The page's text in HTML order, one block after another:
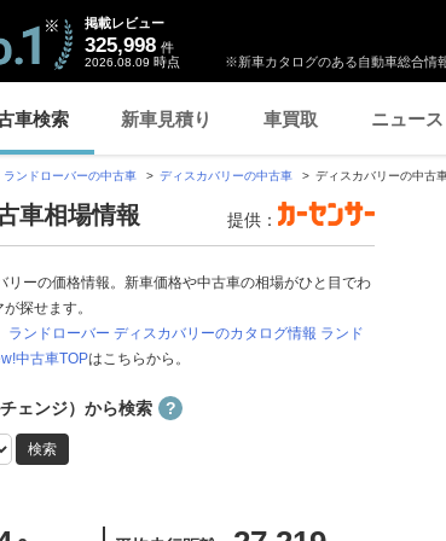
※新車カタログのある自動車総合情
掲載レビュー
325,998 件
2026.08.09 時点
車検索 新車見積り 車買取 ニュース
ランドローバーの中古車 ディスカバリーの中古車 ディスカバリーの中古
車相場情報 提供：
リーの価格情報。新車価格や中古車の相場がひと目でわ
探せます。
ランドローバー ディスカバリーのカタログ情報 ランド
中古車TOPはこちらから。
ェンジ）から検索